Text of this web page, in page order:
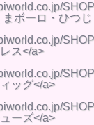
まボーロ・ひつ
レス</a>
ッグ</a>
ーズ</a>